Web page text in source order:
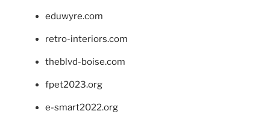
eduwyre.com
retro-interiors.com
theblvd-boise.com
fpet2023.org
e-smart2022.org